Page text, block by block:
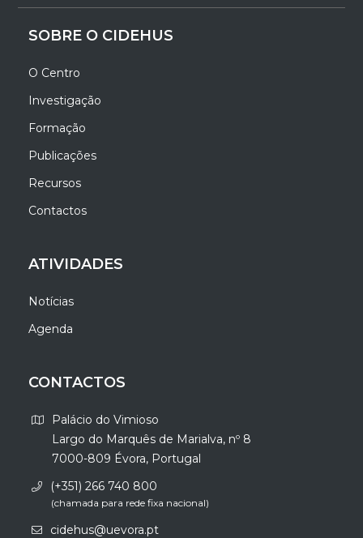
SOBRE O CIDEHUS
O Centro
Investigação
Formação
Publicações
Recursos
Contactos
ATIVIDADES
Notícias
Agenda
CONTACTOS
Palácio do Vimioso
Largo do Marquês de Marialva, nº 8
7000-809 Évora, Portugal
(+351) 266 740 800
(chamada para rede fixa nacional)
cidehus@uevora.pt